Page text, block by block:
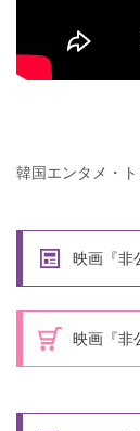
韓国エンタメ・
映画『非
映画『非